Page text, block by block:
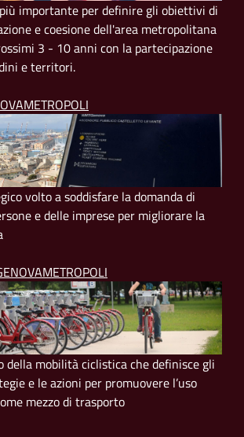
importante per definire gli obiettivi di
e coesione dell'area metropolitana
3 - 10 anni con la partecipazione
e territori.
volto a soddisfare la domanda di
e delle imprese per migliorare la
della mobilità ciclistica che definisce gli
e le azioni per promuovere l’uso
mezzo di trasporto